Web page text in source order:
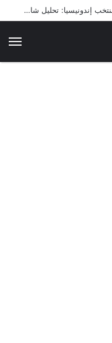
مواجهة مثيرة بين منتخب سنغافورة ومنتخب إندونيسيا: تحليل شامل لمباراة كرة القدم القادمة